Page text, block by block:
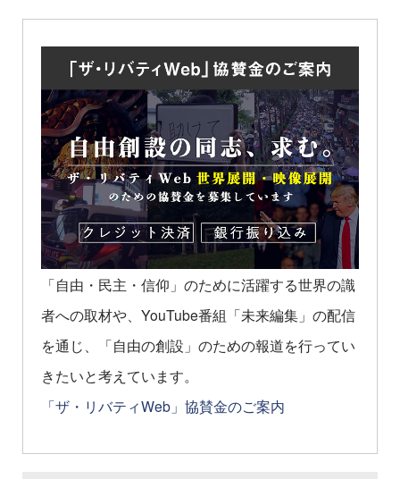
「自由・民主・信仰」のために活躍する世界の識
者への取材や、YouTube番組「未来編集」の配信
を通じ、「自由の創設」のための報道を行ってい
きたいと考えています。
「ザ・リバティWeb」協賛金のご案内